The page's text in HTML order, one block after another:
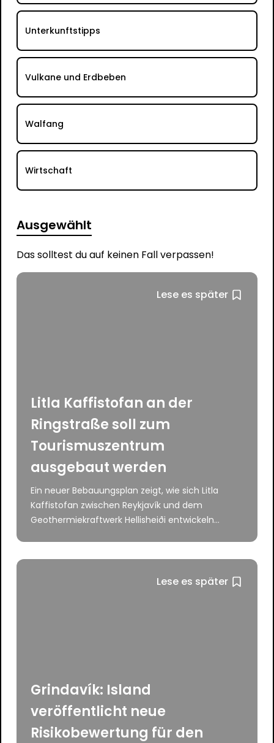
Unterkunftstipps
Vulkane und Erdbeben
Walfang
Wirtschaft
Ausgewählt
Das solltest du auf keinen Fall verpassen!
Lese es später
Litla Kaffistofan an der
Ringstraße soll zum
Tourismuszentrum
ausgebaut werden
Ein neuer Bebauungsplan zeigt, wie sich Litla
Kaffistofan zwischen Reykjavík und dem
Geothermiekraftwerk Hellisheiði entwickeln...
Lese es später
Grindavík: Island
veröffentlicht neue
Risikobewertung für den